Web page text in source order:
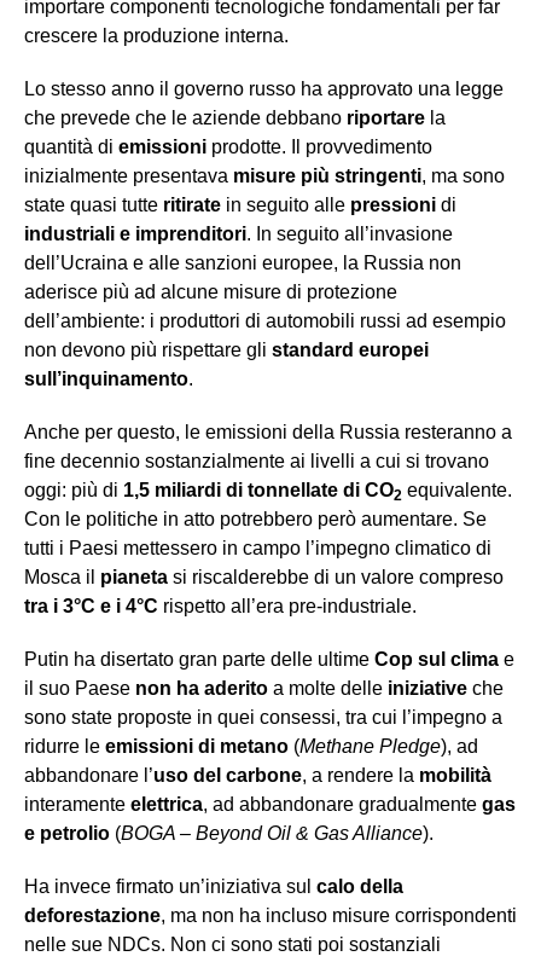
importare componenti tecnologiche fondamentali per far
crescere la produzione interna.
Lo stesso anno il governo russo ha approvato una legge
che prevede che le aziende debbano riportare la
quantità di emissioni prodotte. Il provvedimento
inizialmente presentava misure più stringenti, ma sono
state quasi tutte ritirate in seguito alle pressioni di
industriali e imprenditori. In seguito all’invasione
dell’Ucraina e alle sanzioni europee, la Russia non
aderisce più ad alcune misure di protezione
dell’ambiente: i produttori di automobili russi ad esempio
non devono più rispettare gli standard europei
sull’inquinamento.
Anche per questo, le emissioni della Russia resteranno a
fine decennio sostanzialmente ai livelli a cui si trovano
oggi: più di 1,5 miliardi di tonnellate di CO2 equivalente.
Con le politiche in atto potrebbero però aumentare. Se
tutti i Paesi mettessero in campo l’impegno climatico di
Mosca il pianeta si riscalderebbe di un valore compreso
tra i 3°C e i 4°C rispetto all’era pre-industriale.
Putin ha disertato gran parte delle ultime Cop sul clima e
il suo Paese non ha aderito a molte delle iniziative che
sono state proposte in quei consessi, tra cui l’impegno a
ridurre le emissioni di metano (Methane Pledge), ad
abbandonare l’uso del carbone, a rendere la mobilità
interamente elettrica, ad abbandonare gradualmente gas
e petrolio (BOGA – Beyond Oil & Gas Alliance).
Ha invece firmato un’iniziativa sul calo della
deforestazione, ma non ha incluso misure corrispondenti
nelle sue NDCs. Non ci sono stati poi sostanziali